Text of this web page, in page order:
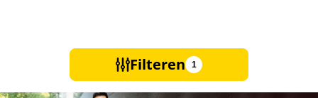
Filteren 1